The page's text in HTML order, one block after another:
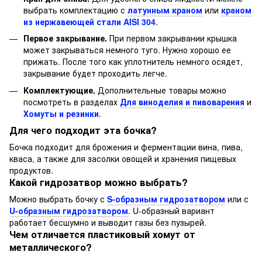
выбрать комплектацию с латунным краном или краном
из нержавеющей стали AISI 304.
Первое закрывание. При первом закрывании крышка
может закрываться немного туго. Нужно хорошо ее
прижать. После того как уплотнитель немного осядет,
закрывание будет проходить легче.
Комплектующие. Дополнительные товары можно
посмотреть в разделах Для виноделия и пивоварения и
Хомуты и резинки.
Для чего подходит эта бочка?
Бочка подходит для брожения и ферментации вина, пива,
кваса, а также для засолки овощей и хранения пищевых
продуктов.
Какой гидрозатвор можно выбрать?
Можно выбрать бочку с S-образным гидрозатвором или с
U-образным гидрозатвором. U-образный вариант
работает бесшумно и выводит газы без пузырей.
Чем отличается пластиковый хомут от
металлического?